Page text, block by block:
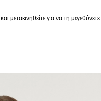
μετακινηθείτε για να τη μεγεθύνετε.